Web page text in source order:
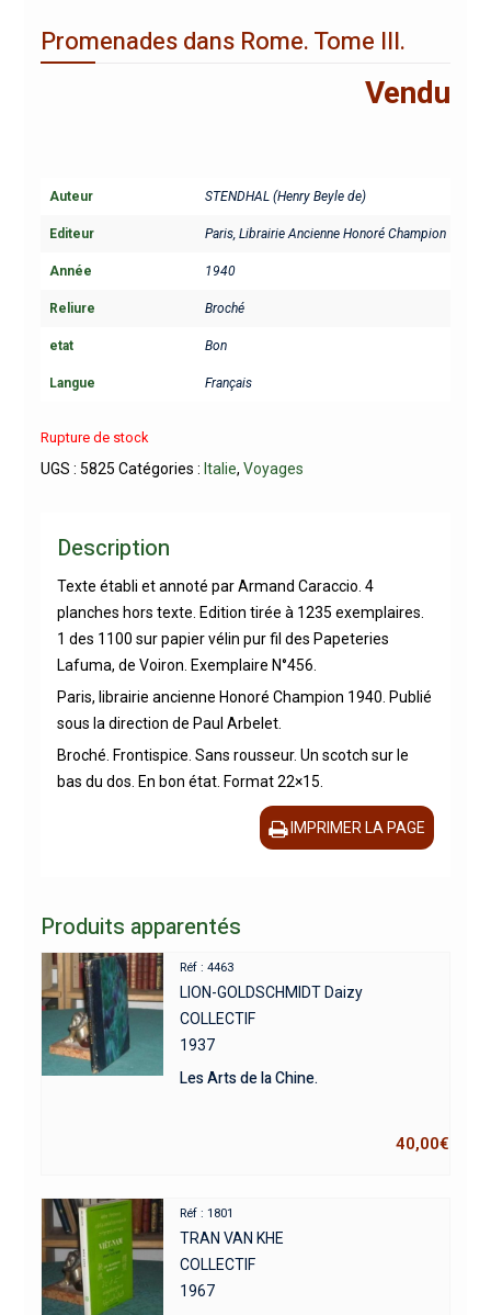
Promenades dans Rome. Tome III.
Vendu
Auteur STENDHAL (Henry Beyle de)
Editeur Paris, Librairie Ancienne Honoré Champion
Année 1940
Reliure Broché
etat Bon
Langue Français
Rupture de stock
UGS : 5825 Catégories : Italie, Voyages
Description
Texte établi et annoté par Armand Caraccio. 4
planches hors texte. Edition tirée à 1235 exemplaires.
1 des 1100 sur papier vélin pur fil des Papeteries
Lafuma, de Voiron. Exemplaire N°456.
Paris, librairie ancienne Honoré Champion 1940. Publié
sous la direction de Paul Arbelet.
Broché. Frontispice. Sans rousseur. Un scotch sur le
bas du dos. En bon état. Format 22×15.
IMPRIMER LA PAGE
Produits apparentés
Réf : 4463
LION-GOLDSCHMIDT Daizy
COLLECTIF
1937
Les Arts de la Chine.
40,00€
Réf : 1801
TRAN VAN KHE
COLLECTIF
1967